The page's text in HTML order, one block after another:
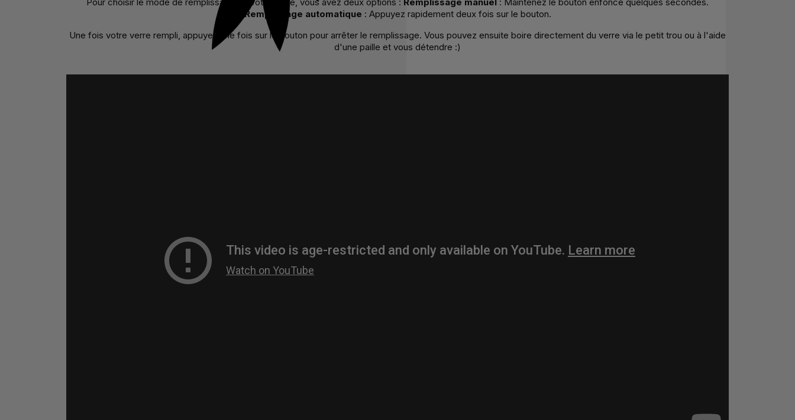
Remplissage automatique : Appuyez rapidement deux fois sur le bouton.
Une fois votre verre rempli, appuyez une fois sur le bouton pour arrêter le remplissage. Vous pouvez ensuite boire directement du verre via le petit trou ou à l'aide
d'une paille et vous détendre :)